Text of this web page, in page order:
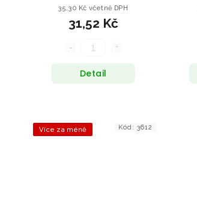
35,30 Kč včetně DPH
31,52 Kč
Detail
Více za méně Kód: 3612